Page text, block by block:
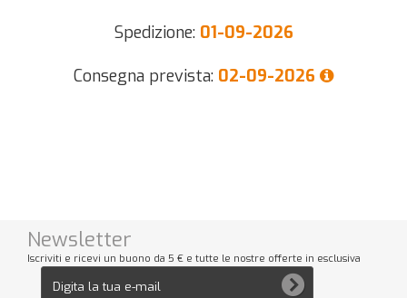
Spedizione: 01-09-2026
Consegna prevista: 02-09-2026
Newsletter
Iscriviti e ricevi un buono da 5 € e tutte le nostre offerte in esclusiva